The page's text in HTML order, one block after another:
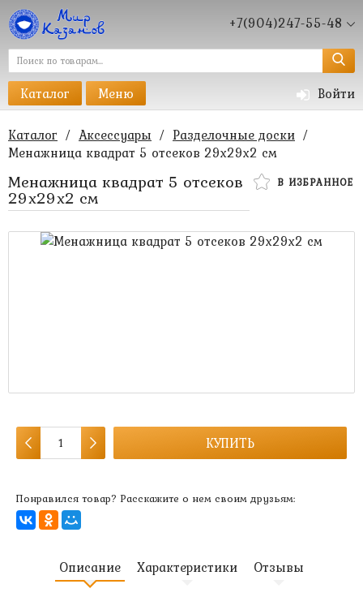
+7(904)247-55-48
Каталог Меню Войти
Каталог / Аксессуары / Разделочные доски /
Менажница квадрат 5 отсеков 29х29х2 см
В ИЗБРАННОЕ
Менажница квадрат 5 отсеков
29х29х2 см
КУПИТЬ
Понравился товар? Расскажите о нем своим друзьям:
Описание Характеристики Отзывы